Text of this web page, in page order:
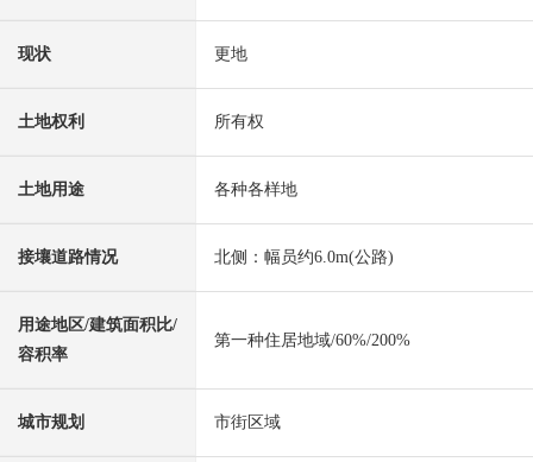
现状 更地
土地权利 所有权
土地用途 各种各样地
接壤道路情况 北侧：幅员约6.0m(公路)
用途地区/建筑面积比/
容积率
第一种住居地域/60%/200%
城市规划 市街区域